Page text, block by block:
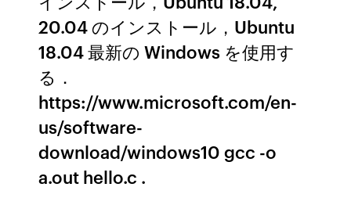
20.04 のインストール，Ubuntu
18.04 最新の Windows を使用す
る．
https://www.microsoft.com/en-
us/software-
download/windows10 gcc -o
a.out hello.c .